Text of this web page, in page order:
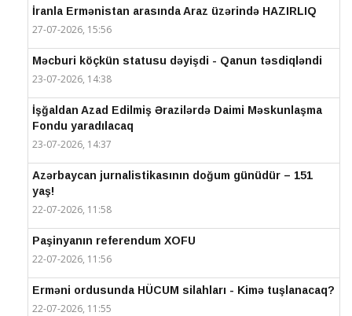
İranla Ermənistan arasında Araz üzərində HAZIRLIQ
27-07-2026, 15:56
Məcburi köçkün statusu dəyişdi - Qanun təsdiqləndi
23-07-2026, 14:38
İşğaldan Azad Edilmiş Ərazilərdə Daimi Məskunlaşma
Fondu yaradılacaq
23-07-2026, 14:37
Azərbaycan jurnalistikasının doğum günüdür – 151
yaş!
22-07-2026, 11:58
Paşinyanın referendum XOFU
22-07-2026, 11:56
Erməni ordusunda HÜCUM silahları - Kimə tuşlanacaq?
22-07-2026, 11:55